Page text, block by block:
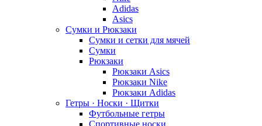
Adidas
Asics
Сумки и Рюкзаки
Сумки и сетки для мячей
Сумки
Рюкзаки
Рюкзаки Asics
Рюкзаки Nike
Рюкзаки Adidas
Гетры · Носки · Щитки
Футбольные гетры